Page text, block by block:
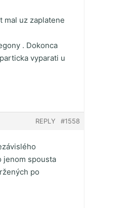
mal uz zaplatene
. Dokonca
vyparati u
#1558
REPLY
jenom spousta
po